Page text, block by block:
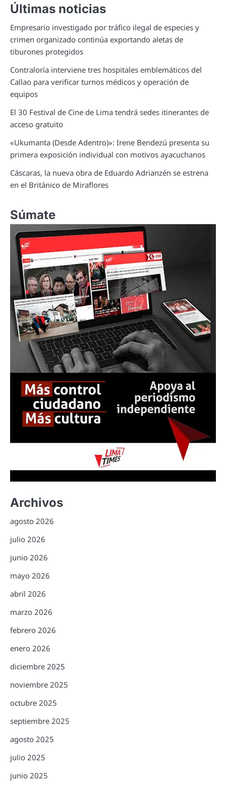
Últimas noticias
Empresario investigado por tráfico ilegal de especies y
crimen organizado continúa exportando aletas de
tiburones protegidos
Contraloría interviene tres hospitales emblemáticos del
Callao para verificar turnos médicos y operación de
equipos
El 30 Festival de Cine de Lima tendrá sedes itinerantes de
acceso gratuito
«Ukumanta (Desde Adentro)»: Irene Bendezú presenta su
primera exposición individual con motivos ayacuchanos
Cáscaras, la nueva obra de Eduardo Adrianzén se estrena
en el Británico de Miraflores
Súmate
Archivos
agosto 2026
julio 2026
junio 2026
mayo 2026
abril 2026
marzo 2026
febrero 2026
enero 2026
diciembre 2025
noviembre 2025
octubre 2025
septiembre 2025
agosto 2025
julio 2025
junio 2025